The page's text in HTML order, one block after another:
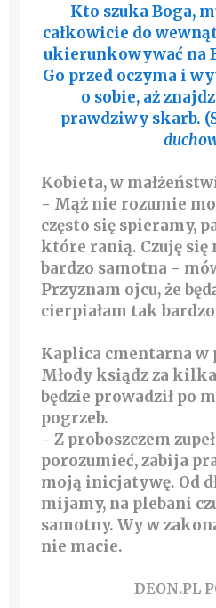
Kto szuka Boga,
całkowicie do
ukierunkowywać na
Go przed oczyma i
o sobie, aż
prawdziwy skarb.
Kobieta, w
- Mąż nie rozumie
często się spieramy,
które ranią. Czuję się
bardzo samotna -
Przyznam ojcu, że
cierpiałam tak
Kaplica cmentarna w
Młody ksiądz za
będzie prowadził po
pogrzeb.
- Z proboszczem
porozumieć, zabija
moją inicjatywę. Od
mijamy, na plebani
samotny. Wy w
nie macie.
DEON.PL